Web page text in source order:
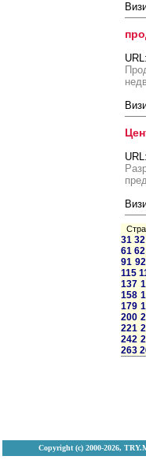
URL:
URL:
31 32
61 62
91 92
115
137
158
179
200
221
242
263
Copyright (с) 2000-2026,